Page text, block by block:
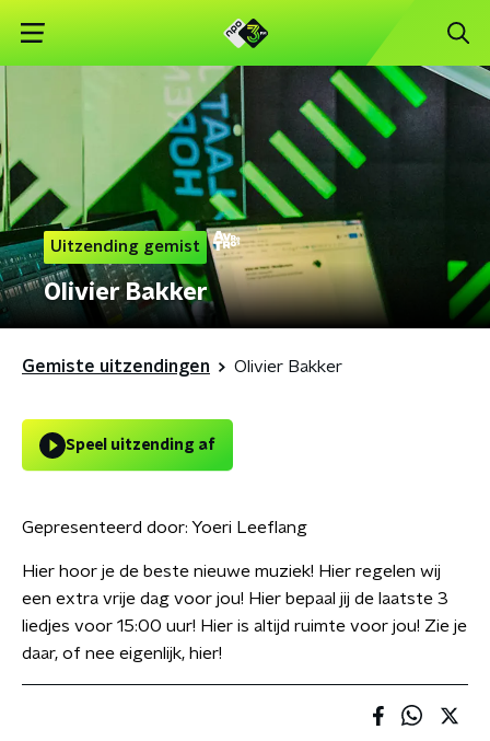
Uitzending gemist
Olivier Bakker
Gemiste uitzendingen Olivier Bakker
Speel uitzending af
Gepresenteerd door: Yoeri Leeflang
Hier hoor je de beste nieuwe muziek! Hier regelen wij
een extra vrije dag voor jou! Hier bepaal jij de laatste 3
liedjes voor 15:00 uur! Hier is altijd ruimte voor jou! Zie je
daar, of nee eigenlijk, hier!